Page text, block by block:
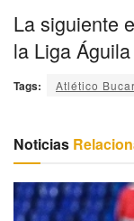
La siguiente
la Liga
Tags: Atlético
Noticias